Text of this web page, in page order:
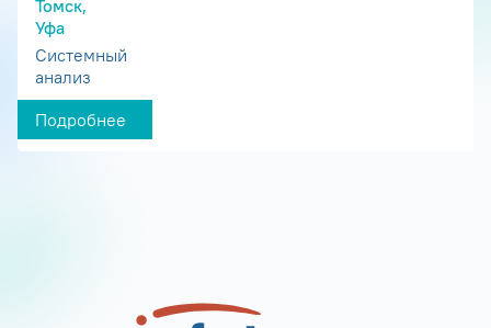
Томск,
Уфа
Системный
анализ
Подробнее